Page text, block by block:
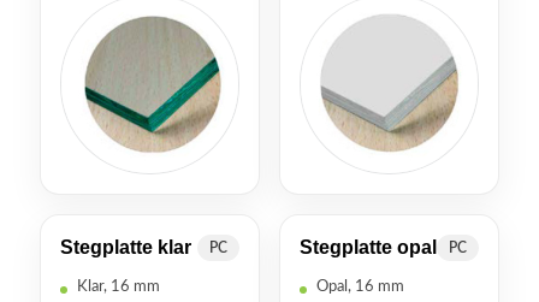
Stegplatte klar PC
Klar, 16 mm
Stegplatte opal PC
Opal, 16 mm